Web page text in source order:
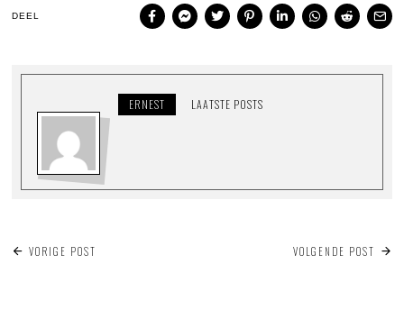
DEEL
ERNEST LAATSTE POSTS
BERICHT
VORIGE POST VOLGENDE POST